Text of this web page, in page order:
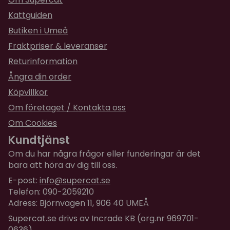
Astrid
för 1 år sedan
Arissara
för 1 år sedan
Super bra, mina katter gillar mycket.
Anelise
för 2 år sedan
Arissara
för 2 år sedan
★★ ★ ★★
Mina katter gillar det mycket.
Alexandra
för 2 år sedan
Kattguiden
Butiken i Umeå
Fraktpriser & leveranser
Returinformation
Ångra din order
Köpvillkor
Om företaget / Kontakta oss
Om Cookies
Kundtjänst
Om du har några frågor eller funderingar är det
bara att höra av dig till oss.
E-post: info@supercat.se
Telefon: 090-2059210
Adress: Björnvägen 11, 906 40 UMEÅ
Supercat.se drivs av Incrade KB (org.nr 969701-